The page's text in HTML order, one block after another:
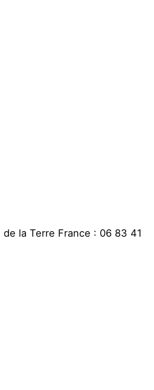
de la Terre France : 06 83 41